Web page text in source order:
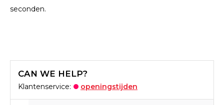
seconden.
CAN WE HELP?
Klantenservice: openingstijden